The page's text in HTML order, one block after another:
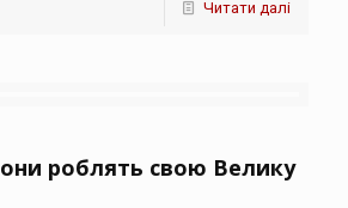
Читати далі
роблять свою Велику